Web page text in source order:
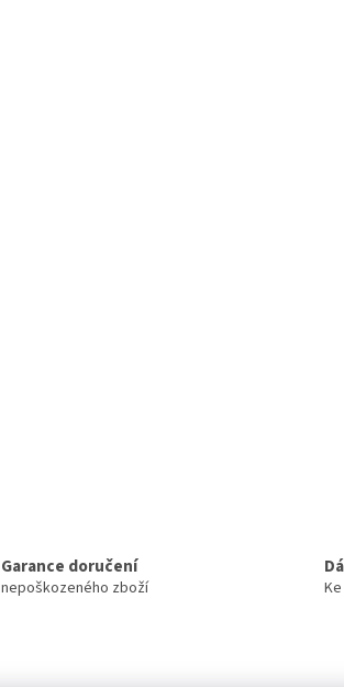
Garance doručení
nepoškozeného zboží